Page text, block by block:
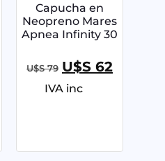
Capucha en
Neopreno Mares
Apnea Infinity 30
U$S79 U$S 62
IVA inc